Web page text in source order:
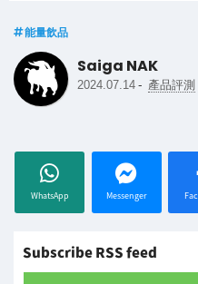
能量飲品
Saiga NAK
2024.07.14 - 產品評測
WhatsApp Messenger
Subscribe RSS feed